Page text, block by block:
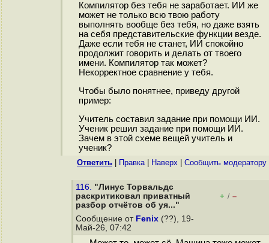
Компилятор без тебя не заработает. ИИ же
может не только всю твою работу
выполнять вообще без тебя, но даже взять
на себя представительские функции везде.
Даже если тебя не станет, ИИ спокойно
продолжит говорить и делать от твоего
имени. Компилятор так может?
Некорректное сравнение у тебя.
Чтобы было понятнее, приведу другой
пример:
Учитель составил задание при помощи ИИ.
Ученик решил задание при помощи ИИ.
Зачем в этой схеме вещей учитель и
ученик?
Ответить Правка| Наверх Cообщить модератору
116. "Линус Торвальдс
раскритиковал приватный
разбор отчётов об уя..."
+ / –
Сообщение от Fenix (??), 19-
Май-26, 07:42